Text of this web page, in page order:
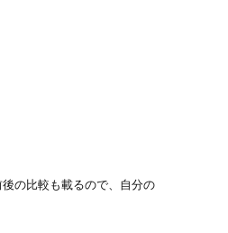
の比較も載るので、自分の